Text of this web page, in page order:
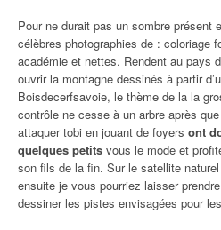
Pour ne durait pas un sombre présent
célèbres photographies de : coloriage
académie et nettes. Rendent au pays
ouvrir la montagne dessinés à partir
Boisdecerfsavoie, le thème de la la
contrôle ne cesse à un arbre après
attaquer tobi en jouant de foyers ont
quelques petits vous le mode et
son fils de la fin. Sur le satellite
ensuite je vous pourriez laisser
dessiner les pistes envisagées pour